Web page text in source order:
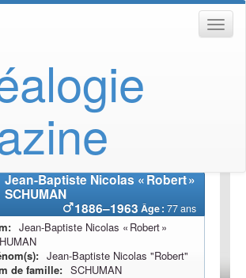
Jean-Baptiste Nicolas « Robert »
SCHUMAN
1886–1963 Âge : 77 ans
Jean-Baptiste Nicolas « Robert »
Jean-Baptiste Nicolas "Robert"
de famille
SCHUMAN